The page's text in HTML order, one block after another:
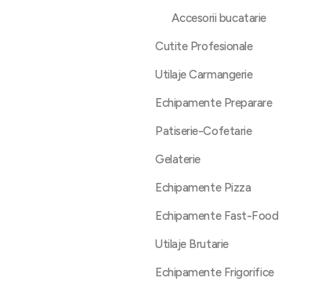
Accesorii bucatarie
Cutite Profesionale
Utilaje Carmangerie
Echipamente Preparare
Patiserie-Cofetarie
Gelaterie
Echipamente Pizza
Echipamente Fast-Food
Utilaje Brutarie
Echipamente Frigorifice